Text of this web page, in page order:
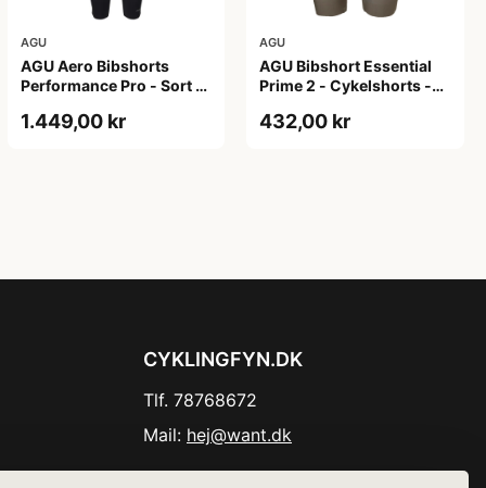
AGU
AGU Aero Bibshorts
Performance Pro - Sort -
1.449,00 kr
AGU
AGU Bibshort Essential
Prime 2 - Cykelshorts -
2XL
432,00 kr
CYKLINGFYN.DK
Tlf. 78768672
Mail: hej@want.dk